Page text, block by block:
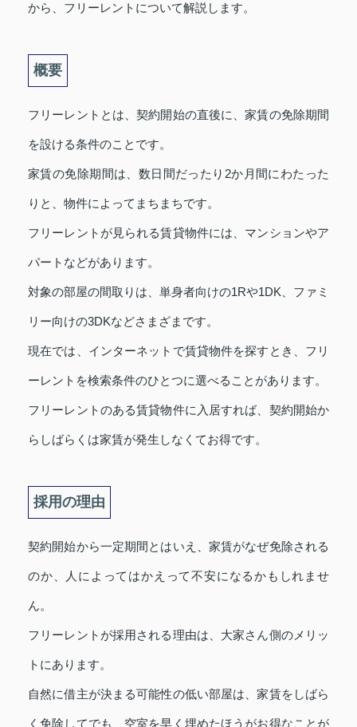
から、フリーレントについて解説します。
概要
フリーレントとは、契約開始の直後に、家賃の免除期間
を設ける条件のことです。
家賃の免除期間は、数日間だったり2か月間にわたった
りと、物件によってまちまちです。
フリーレントが見られる賃貸物件には、マンションやア
パートなどがあります。
対象の部屋の間取りは、単身者向けの1Rや1DK、ファミ
リー向けの3DKなどさまざまです。
現在では、インターネットで賃貸物件を探すとき、フリ
ーレントを検索条件のひとつに選べることがあります。
フリーレントのある賃貸物件に入居すれば、契約開始か
らしばらくは家賃が発生しなくてお得です。
採用の理由
契約開始から一定期間とはいえ、家賃がなぜ免除される
のか、人によってはかえって不安になるかもしれませ
ん。
フリーレントが採用される理由は、大家さん側のメリッ
トにあります。
自然に借主が決まる可能性の低い部屋は、家賃をしばら
く免除してでも、空室を早く埋めたほうがお得なことが